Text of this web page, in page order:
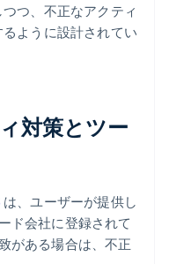
つ、不正なアクティ
ように設計されてい
対策とツー
は、ユーザーが提供し
ド会社に登録されて
がある場合は、不正